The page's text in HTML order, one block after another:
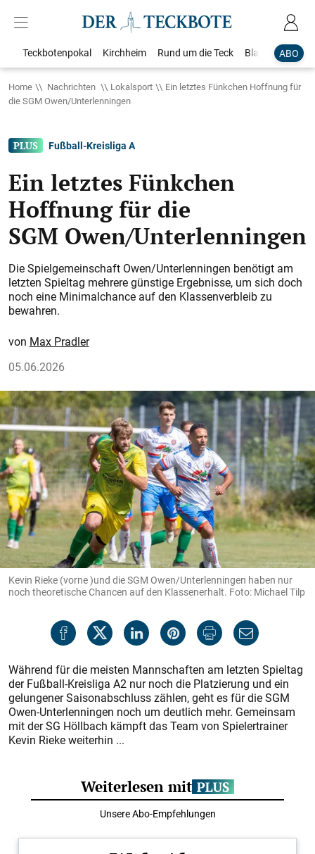
ABO
Teckbotenpokal Kirchheim Rund um die Teck Blaulicht
Home Nachrichten Lokalsport
Ein letztes Fünkchen Hoffnung für
die SGM Owen/Unterlenningen
Fußball-Kreisliga A
Ein letztes Fünkchen
Hoffnung für die
SGM Owen/Unterlenningen
Die Spielgemeinschaft Owen/Unterlenningen benötigt am
letzten Spieltag mehrere günstige Ergebnisse, um sich doch
noch eine Minimalchance auf den Klassenverbleib zu
bewahren.
Max Pradler
05.06.2026
Kevin Rieke (vorne )und die SGM Owen/Unterlenningen haben nur
noch theoretische Chancen auf den Klassenerhalt. Foto: Michael Tilp
Während für die meisten Mannschaften am letzten Spieltag
der Fußball-Kreisliga A2 nur noch die Platzierung und ein
gelungener Saisonabschluss zählen, geht es für die SGM
Owen-Unterlenningen noch um deutlich mehr. Gemeinsam
mit der SG Höllbach kämpft das Team von Spielertrainer
Kevin Rieke weiterhin ...